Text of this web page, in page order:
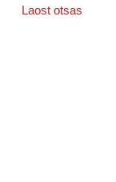
Laost otsas